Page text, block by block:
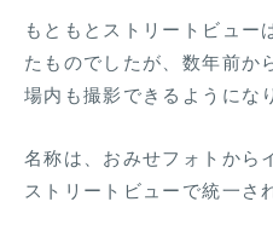
もともとストリートビュー
たものでしたが、数年前か
場内も撮影できるようにな
名称は、おみせフォトから
ストリートビューで統一さ